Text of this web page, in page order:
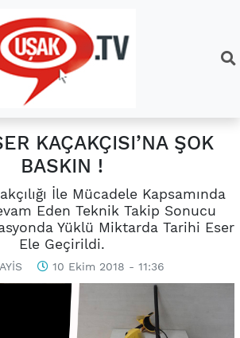
KAÇAKÇISI’NA ŞOK
BASKIN !
İle Mücadele Kapsamında
Eden Teknik Takip Sonucu
Yüklü Miktarda Tarihi Eser
Ele Geçirildi.
10 Ekim 2018 - 11:36